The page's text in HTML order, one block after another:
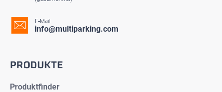
E-Mail
info@multiparking.com
PRODUKTE
Produktfinder